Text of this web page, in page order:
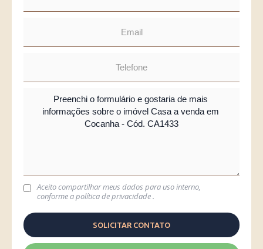
Aceito compartilhar meus dados para uso interno,
conforme apolítica de privacidade.